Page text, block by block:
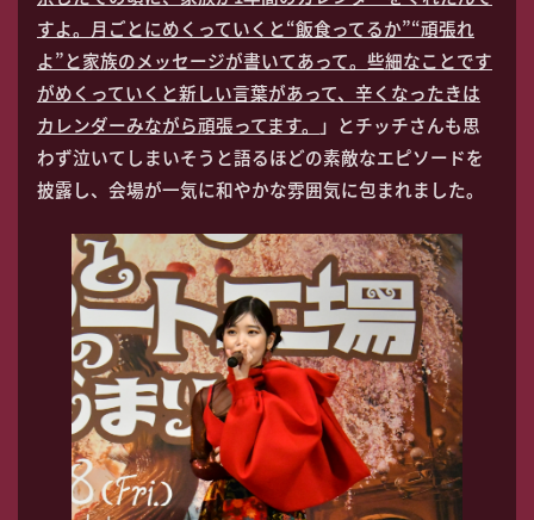
すよ。月ごとにめくっていくと“飯食ってるか”“頑張れ
よ”と家族のメッセージが書いてあって。些細なことです
がめくっていくと新しい言葉があって、辛くなったきは
カレンダーみながら頑張ってます。
」とチッチさんも思
わず泣いてしまいそうと語るほどの素敵なエピソードを
披露し、会場が一気に和やかな雰囲気に包まれました。